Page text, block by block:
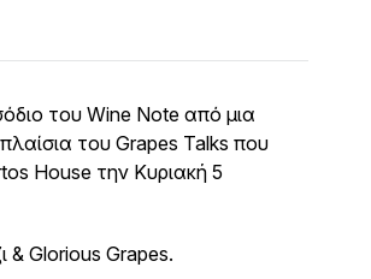
του Wine Note από μια
του Grapes Talks που
House την Κυριακή 5
& Glorious Grapes.